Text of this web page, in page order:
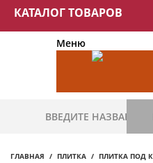
КАТАЛОГ ТОВАРОВ
Меню
ГЛАВНАЯ ПЛИТКА ПЛИТКА ПОД